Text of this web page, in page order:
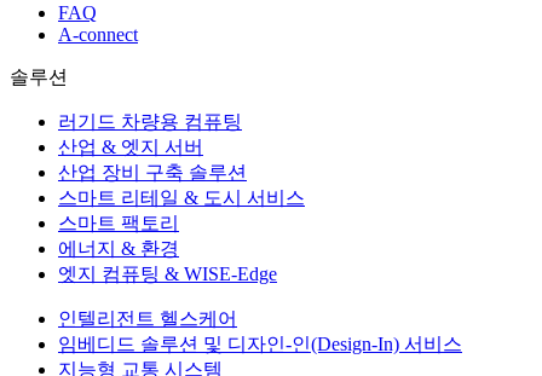
FAQ
A-connect
솔루션
러기드 차량용 컴퓨팅
산업 & 엣지 서버
산업 장비 구축 솔루션
스마트 리테일 & 도시 서비스
스마트 팩토리
에너지 & 환경
엣지 컴퓨팅 & WISE-Edge
인텔리전트 헬스케어
임베디드 솔루션 및 디자인-인(Design-In) 서비스
지능형 교통 시스템